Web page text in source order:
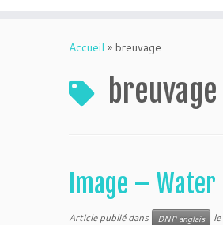
Accueil » breuvage
breuvage
Image – Water
Article publié dans DNP anglais le